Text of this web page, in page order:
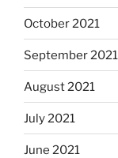
October 2021
September 2021
August 2021
July 2021
June 2021